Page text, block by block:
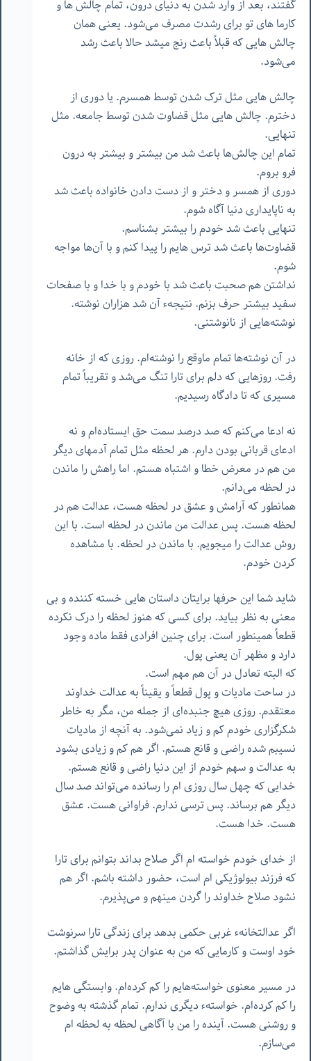
گفتند، بعد از وارد شدن به دنیای درون، تمام چالش ها و
کارما های تو برای رشدت مصرف می‌شود. یعنی همان
چالش هایی که قبلاً باعث رنج میشد حالا باعث رشد
می‌شود.
چالش هایی مثل ترک شدن توسط همسرم. یا دوری از
دخترم. چالش هایی مثل قضاوت شدن توسط جامعه. مثل
تنهایی.
تمام این چالش‌ها باعث شد من بیشتر و بیشتر به درون
فرو بروم.
دوری از همسر و دختر و از دست دادن خانواده باعث شد
به ناپایداری دنیا آگاه شوم.
تنهایی باعث شد خودم را بیشتر بشناسم.
قضاوت‌ها باعث شد ترس هایم را پیدا کنم و با آن‌ها مواجه
شوم.
نداشتن هم صحبت باعث شد با خودم و با خدا و با صفحات
سفید بیشتر حرف بزنم. نتیجهء آن شد هزاران نوشته.
نوشته‌هایی از نانوشتنی.
در آن نوشته‌ها تمام ماوقع را نوشته‌ام. روزی که از خانه
رفت. روزهایی که دلم برای تارا تنگ می‌شد و تقریباً تمام
مسیری که تا دادگاه رسیدیم.
نه ادعا می‌کنم که صد درصد سمت حق ایستاده‌ام و نه
ادعای قربانی بودن دارم. هر لحظه مثل تمام آدمهای دیگر
من هم در معرض خطا و اشتباه هستم. اما راهش را ماندن
در لحظه می‌دانم.
همانطور که آرامش و عشق در لحظه هست، عدالت هم در
لحظه هست. پس عدالت من ماندن در لحظه است. با این
روش عدالت را میجویم. با ماندن در لحظه. با مشاهده
کردن خودم.
شاید شما این حرفها برایتان داستان هایی خسته کننده و بی
معنی به نظر بیاید. برای کسی که هنوز لحظه را درک نکرده
قطعاً همینطور است. برای چنین افرادی فقط ماده وجود
دارد و مظهر آن یعنی پول.
که البته تعادل در آن هم مهم است.
در ساحت مادیات و پول قطعاً و یقیناً به عدالت خداوند
معتقدم. روزی هیچ جنبده‌ای از جمله من، مگر به خاطر
شکرگزاری خودم کم و زیاد نمی‌شود. به آنچه از مادیات
نسیبم شده راضی و قانع هستم. اگر هم کم و زیادی بشود
به عدالت و سهم خودم از این دنیا راضی و قانع هستم.
خدایی که چهل سال روزی ام را رسانده می‌تواند صد سال
دیگر هم برساند. پس ترسی ندارم. فراوانی هست. عشق
هست. خدا هست.
از خدای خودم خواسته ام اگر صلاح بداند بتوانم برای تارا
که فرزند بیولوژیکی ام است، حضور داشته باشم. اگر هم
نشود صلاح خداوند را گردن مینهم و می‌پذیرم.
اگر عدالتخانهء غربی حکمی بدهد برای زندگی تارا سرنوشت
خود اوست و کارمایی که من به عنوان پدر برایش گذاشتم.
در مسیر معنوی خواسته‌هایم را کم کرده‌ام. وابستگی هایم
را کم کرده‌ام. خواسته‌ء دیگری ندارم. تمام گذشته به وضوح
و روشنی هست. آینده را من با آگاهی لحظه به لحظه ام
می‌سازم.